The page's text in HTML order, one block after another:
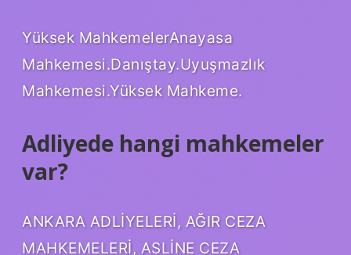
Yüksek MahkemelerAnayasa
Mahkemesi.Danıştay.Uyuşmazlık
Mahkemesi.Yüksek Mahkeme.
Adliyede hangi mahkemeler
var?
ANKARA ADLİYELERİ, AĞIR CEZA
MAHKEMELERİ, ASLİNE CEZA